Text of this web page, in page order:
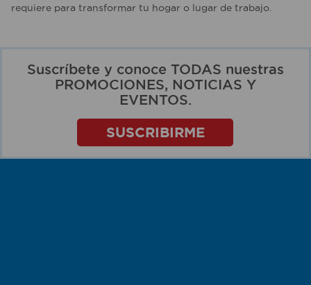
requiere para transformar tu hogar o lugar de trabajo.
Suscríbete y conoce TODAS nuestras
PROMOCIONES, NOTICIAS Y
EVENTOS.
SUSCRIBIRME